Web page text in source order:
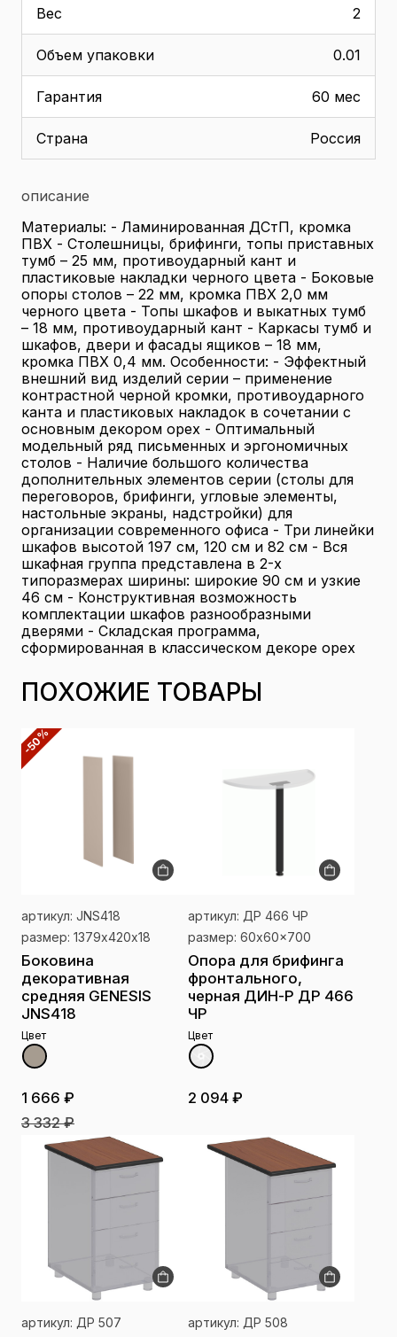
Вес 2
Объем упаковки 0.01
Гарантия 60 мес
Страна Россия
описание
Материалы: - Ламинированная ДСтП, кромка
ПВХ - Столешницы, брифинги, топы приставных
тумб – 25 мм, противоударный кант и
пластиковые накладки черного цвета - Боковые
опоры столов – 22 мм, кромка ПВХ 2,0 мм
черного цвета - Топы шкафов и выкатных тумб
– 18 мм, противоударный кант - Каркасы тумб и
шкафов, двери и фасады ящиков – 18 мм,
кромка ПВХ 0,4 мм. Особенности: - Эффектный
внешний вид изделий серии – применение
контрастной черной кромки, противоударного
канта и пластиковых накладок в сочетании с
основным декором орех - Оптимальный
модельный ряд письменных и эргономичных
столов - Наличие большого количества
дополнительных элементов серии (столы для
переговоров, брифинги, угловые элементы,
настольные экраны, надстройки) для
организации современного офиса - Три линейки
шкафов высотой 197 см, 120 см и 82 см - Вся
шкафная группа представлена в 2-х
типоразмерах ширины: широкие 90 см и узкие
46 см - Конструктивная возможность
комплектации шкафов разнообразными
дверями - Складская программа,
сформированная в классическом декоре орех
ПОХОЖИЕ ТОВАРЫ
-50%
артикул: JNS418
размер: 1379х420х18
Боковина
декоративная
средняя GENESIS
JNS418
Цвет
1 666 ₽
3 332 ₽
артикул: ДР 466 ЧР
размер: 60x60x700
Опора для брифинга
фронтального,
черная ДИН-Р ДР 466
ЧР
Цвет
2 094 ₽
артикул: ДР 507
артикул: ДР 508